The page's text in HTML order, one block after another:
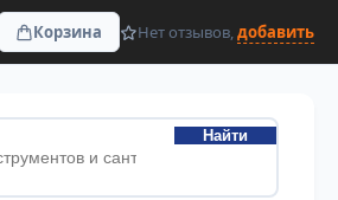
Корзина Нет отзывов,добавить
Найти